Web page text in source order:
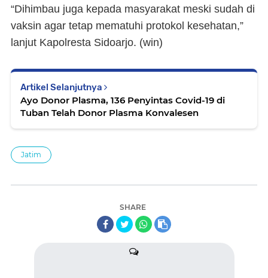
“Dihimbau juga kepada masyarakat meski sudah di
vaksin agar tetap mematuhi protokol kesehatan,”
lanjut Kapolresta Sidoarjo. (win)
Artikel Selanjutnya
Ayo Donor Plasma, 136 Penyintas Covid-19 di
Tuban Telah Donor Plasma Konvalesen
Jatim
SHARE